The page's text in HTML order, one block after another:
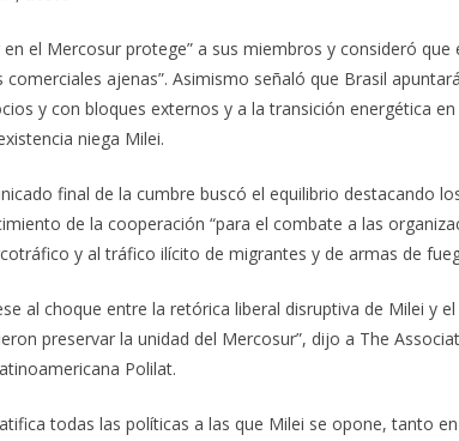
el Mercosur protege” a sus miembros y consideró que
ajenas”. Asimismo señaló que Brasil
y con bloques externos y a la transición energética
niega Milei.
final de la cumbre buscó el equilibrio destacando
de la cooperación “para el combate a las
y al tráfico ilícito de migrantes y de armas de
al choque entre la retórica liberal disruptiva de Milei y
preservar la unidad del Mercosur”, dijo a The
Polilat.
todas las políticas a las que Milei se opone, tanto